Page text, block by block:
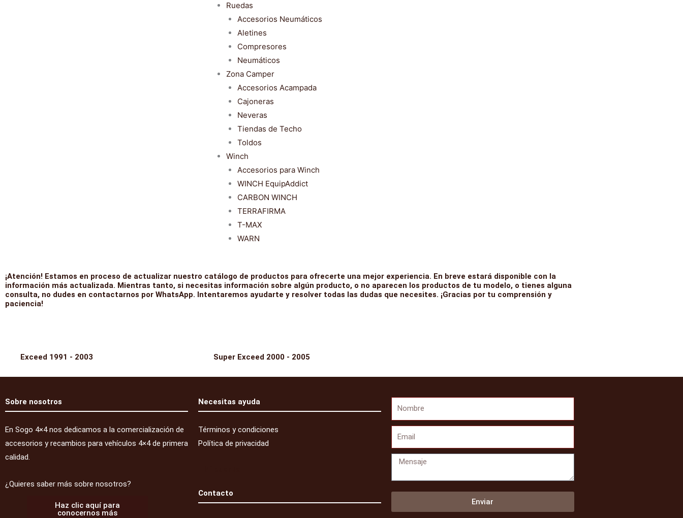
Ruedas
Accesorios Neumáticos
Aletines
Compresores
Neumáticos
Zona Camper
Accesorios Acampada
Cajoneras
Neveras
Tiendas de Techo
Toldos
Winch
Accesorios para Winch
WINCH EquipAddict
CARBON WINCH
TERRAFIRMA
T-MAX
WARN
¡Atención! Estamos en proceso de actualizar nuestro catálogo de productos para ofrecerte una mejor experiencia. En breve estará disponible con la
información más actualizada. Mientras tanto, si necesitas información sobre algún producto, o no aparecen los productos de tu modelo, o tienes alguna
consulta, no dudes en contactarnos por WhatsApp. Intentaremos ayudarte y resolver todas las dudas que necesites. ¡Gracias por tu comprensión y
paciencia!
Exceed 1991 - 2003 Super Exceed 2000 - 2005
Sobre nosotros
En Sogo 4×4 nos dedicamos a la comercialización de
accesorios y recambios para vehículos 4×4 de primera
calidad.
¿Quieres saber más sobre nosotros?
Haz clic aquí para
conocernos más
Necesitas ayuda
Términos y condiciones
Política de privacidad
Contacto
Nombre
Mensaje
Enviar